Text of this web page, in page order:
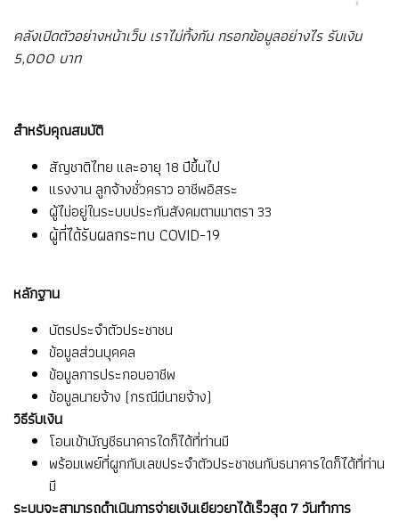
คลังเปิดตัวอย่างหน้าเว็บ เราไม่ทิ้งกัน กรอกข้อมูลอย่างไร รับเงิน
5,000 บาท
สำหรับคุณสมบัติ
สัญชาติไทย และอายุ 18 ปีขึ้นไป
แรงงาน ลูกจ้างชั่วคราว อาชีพอิสระ
ผู้ไม่อยู่ในระบบประกันสังคมตามมาตรา 33
ผู้ที่ได้รับผลกระทบ COVID-19
หลักฐาน
บัตรประจำตัวประชาชน
ข้อมูลส่วนบุคคล
ข้อมูลการประกอบอาชีพ
ข้อมูลนายจ้าง (กรณีมีนายจ้าง)
วิธีรับเงิน
โอนเข้าบัญชีธนาคารใดก็ได้ที่ท่านมี
พร้อมเพย์ที่ผูกกับเลขประจำตัวประชาชนกับธนาคารใดก็ได้ที่ท่าน
มี
ระบบจะสามารถดำเนินการจ่ายเงินเยียวยาได้เร็วสุด 7 วันทำการ